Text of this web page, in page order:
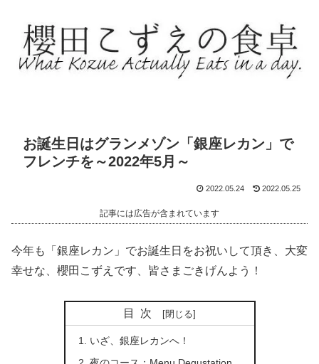
お誕生日はグランメゾン「銀座レカン」で
フレンチを～2022年5月～
2022.05.24 2022.05.25
記事には広告が含まれています
今年も「銀座レカン」でお誕生日をお祝いして頂き、大変
幸せな、櫻田こずえです、皆さまごきげんよう！
目次
いざ、銀座レカンへ！